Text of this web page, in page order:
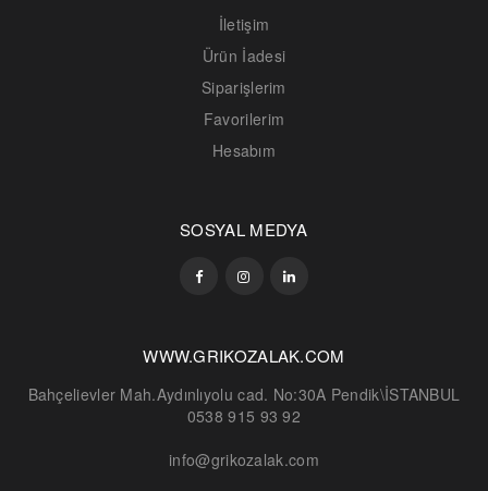
İletişim
Ürün İadesi
Siparişlerim
Favorilerim
Hesabım
SOSYAL MEDYA
WWW.GRIKOZALAK.COM
Bahçelievler Mah.Aydınlıyolu cad. No:30A Pendik\İSTANBUL
0538 915 93 92
info@grikozalak.com